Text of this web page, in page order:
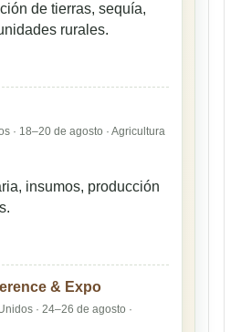
de tierras, sequía,
rurales.
· 18–20 de agosto · Agricultura
insumos, producción
& Expo
· 24–26 de agosto ·